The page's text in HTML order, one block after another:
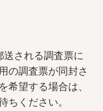
される調査票に
の調査票が同封さ
希望する場合は、
ちください。